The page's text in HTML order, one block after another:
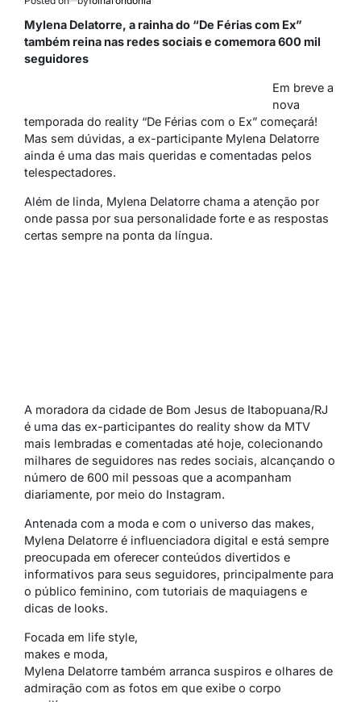
Mylena Delatorre, a rainha do “De Férias com Ex”
também reina nas redes sociais e comemora 600 mil
seguidores
Em breve a
nova
temporada do reality “De Férias com o Ex” começará!
Mas sem dúvidas, a ex-participante Mylena Delatorre
ainda é uma das mais queridas e comentadas pelos
telespectadores.
Além de linda, Mylena Delatorre chama a atenção por
onde passa por sua personalidade forte e as respostas
certas sempre na ponta da língua.
A moradora da cidade de Bom Jesus de Itabopuana/RJ
é uma das ex-participantes do reality show da MTV
mais lembradas e comentadas até hoje, colecionando
milhares de seguidores nas redes sociais, alcançando o
número de 600 mil pessoas que a acompanham
diariamente, por meio do Instagram.
Antenada com a moda e com o universo das makes,
Mylena Delatorre é influenciadora digital e está sempre
preocupada em oferecer conteúdos divertidos e
informativos para seus seguidores, principalmente para
o público feminino, com tutoriais de maquiagens e
dicas de looks.
Focada em life style,
makes e moda,
Mylena Delatorre também arranca suspiros e olhares de
admiração com as fotos em que exibe o corpo